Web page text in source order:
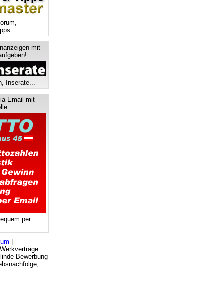
mit
Inserate...
Email mit
per
Bewerbung